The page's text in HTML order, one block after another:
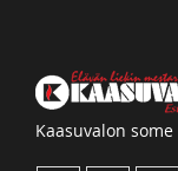
Kaasuvalon some